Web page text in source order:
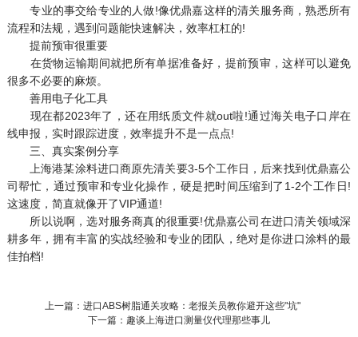
专业的事交给专业的人做!像优鼎嘉这样的清关服务商，熟悉所有
流程和法规，遇到问题能快速解决，效率杠杠的!
提前预审很重要
在货物运输期间就把所有单据准备好，提前预审，这样可以避免
很多不必要的麻烦。
善用电子化工具
现在都2023年了，还在用纸质文件就out啦!通过海关电子口岸在
线申报，实时跟踪进度，效率提升不是一点点!
三、真实案例分享
上海港某涂料进口商原先清关要3-5个工作日，后来找到优鼎嘉公
司帮忙，通过预审和专业化操作，硬是把时间压缩到了1-2个工作日!
这速度，简直就像开了VIP通道!
所以说啊，选对服务商真的很重要!优鼎嘉公司在进口清关领域深
耕多年，拥有丰富的实战经验和专业的团队，绝对是你进口涂料的最
佳拍档!
上一篇：进口ABS树脂通关攻略：老报关员教你避开这些"坑"
下一篇：趣谈上海进口测量仪代理那些事儿